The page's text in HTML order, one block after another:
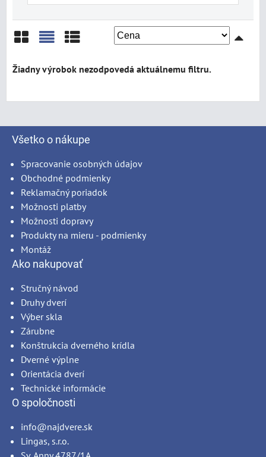
Mriežka
Všetko o nákupe
Spracovanie osobných údajov
Obchodné podmienky
Reklamačný poriadok
Možnosti platby
Možnosti dopravy
Produkty na mieru - podmienky
Montáž
Ako nakupovať
Stručný návod
Druhy dverí
Výber skla
Zárubne
Konštrukcia dverného krídla
Dverné výplne
Orientácia dverí
Technické informácie
O spoločnosti
info@najdvere.sk
Lingas, s.r.o.